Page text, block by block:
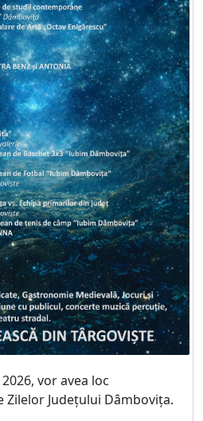
vor avea loc
Județului Dâmbovița.